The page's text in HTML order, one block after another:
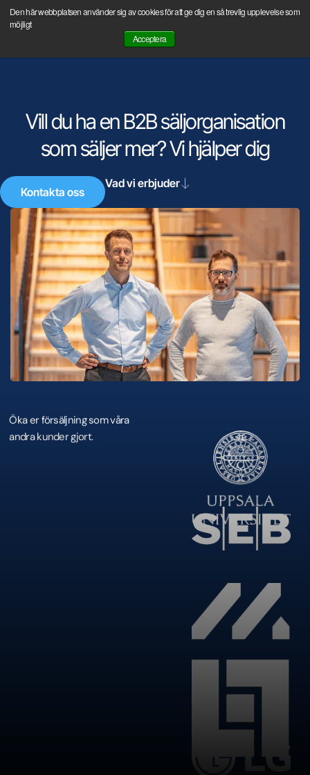
Den här webbplatsen använder sig av cookies för att ge dig en så trevlig upplevelse som
möjligt
Acceptera
Hoppa
Boka ett första Discovery Call med oss och ställ dina frågor.
Kontakta oss
Vill du ha en B2B säljorganisation
som säljer mer?Vi hjälper dig
Kontakta oss
Vad vi erbjuder
Öka er försäljning som våra
andra kunder gjort.